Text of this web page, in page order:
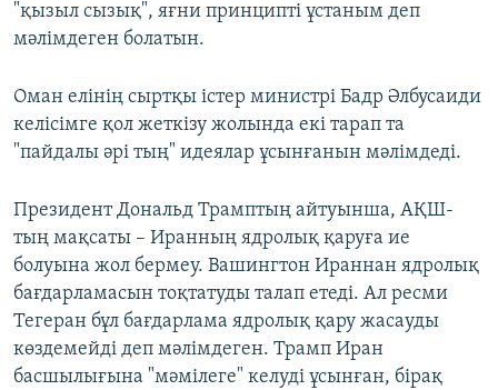
"қызыл сызық", яғни принципті ұстаным деп
мәлімдеген болатын.
Оман елінің сыртқы істер министрі Бадр Әлбусаиди
келісімге қол жеткізу жолында екі тарап та
"пайдалы әрі тың" идеялар ұсынғанын мәлімдеді.
Президент Дональд Трамптың айтуынша, АҚШ-
тың мақсаты – Иранның ядролық қаруға ие
болуына жол бермеу. Вашингтон Ираннан ядролық
бағдарламасын тоқтатуды талап етеді. Ал ресми
Тегеран бұл бағдарлама ядролық қару жасауды
көздемейді деп мәлімдеген. Трамп Иран
басшылығына "мәмілеге" келуді ұсынған, бірақ